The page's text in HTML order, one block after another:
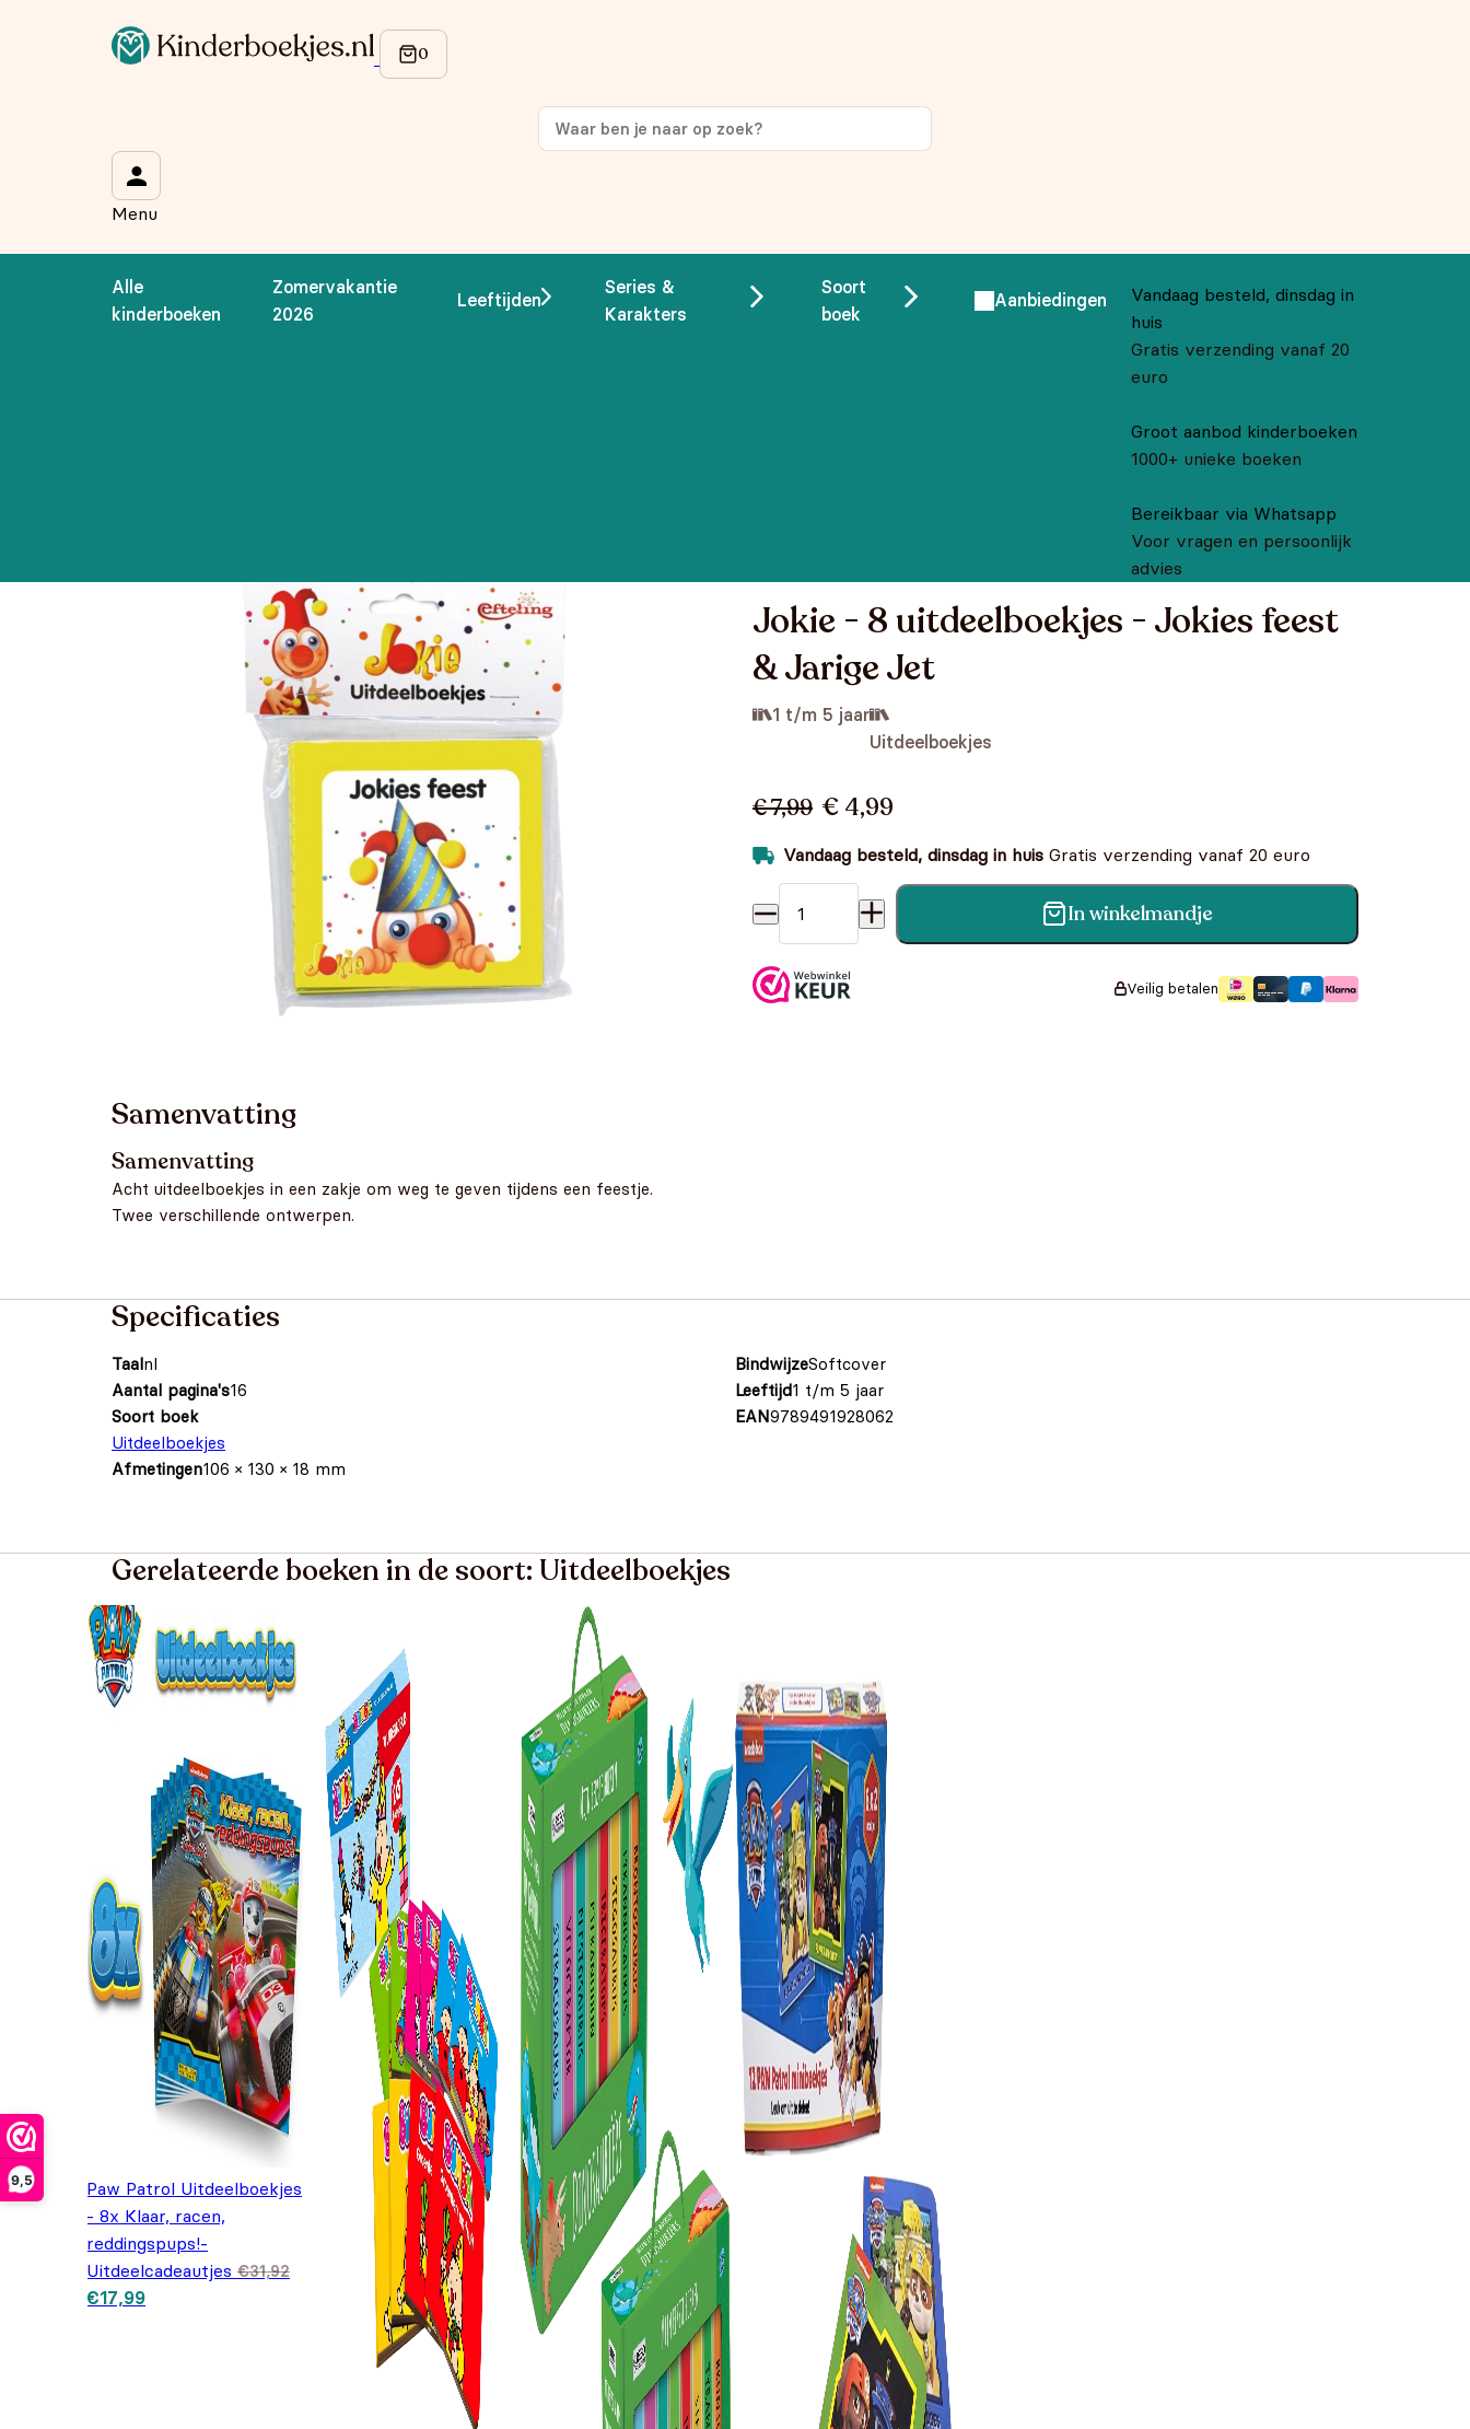
9,5
Menu
Alle
kinderboeken
Zomervakantie
2026
Leeftijden
Series &
Karakters
Soort
boek
Aanbiedingen
Vandaag besteld, dinsdag in
huis
Gratis verzending vanaf 20
euro
Groot aanbod kinderboeken
1000+ unieke boeken
Bereikbaar via Whatsapp
Voor vragen en persoonlijk
advies
Jokie - 8 uitdeelboekjes - Jokies feest
& Jarige Jet
1 t/m 5 jaar
Uitdeelboekjes
€ 7,99 € 4,99
Vandaag besteld, dinsdag in huis Gratis verzending vanaf 20 euro
Jokie - 8 uitdeelboekjes - Jokies feest & Jarige Jet aantal
In winkelmandje
Veilig betalen
Samenvatting
Samenvatting
Acht uitdeelboekjes in een zakje om weg te geven tijdens een feestje.
Twee verschillende ontwerpen.
Specificaties
Taalnl BindwijzeSoftcover
Aantal pagina's16 Leeftijd1 t/m 5 jaar
Soort boek
Uitdeelboekjes
EAN9789491928062
Afmetingen106 × 130 × 18 mm
Gerelateerde boeken in de soort: Uitdeelboekjes
Paw Patrol Uitdeelboekjes
- 8x Klaar, racen,
reddingspups!-
Uitdeelcadeautjes €31,92
Oorspronkelijke prijs
was: €31,92.
€17,99Huidige prijs is:
€17,99.
Op de hoogte blijven van onze acties?
op je eerste aankoop!
Wat is je voornaam?
Aanmelden